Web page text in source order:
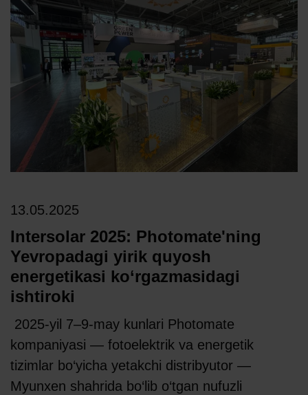
13.05.2025
Intersolar 2025: Photomate'ning
Yevropadagi yirik quyosh
energetikasi ko‘rgazmasidagi
ishtiroki
2025-yil 7–9-may kunlari Photomate
kompaniyasi — fotoelektrik va energetik
tizimlar bo‘yicha yetakchi distribyutor —
Myunxen shahrida bo‘lib o‘tgan nufuzli